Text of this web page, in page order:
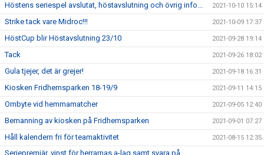
Höstens seriespel avslutat, höstavslutning och övrig info... 2021-10-10 15:14
Strike tack vare Midroc!!! 2021-10-09 17:37
HöstCup blir Höstavslutning 23/10 2021-09-28 19:14
Tack 2021-09-26 18:02
Gula tjejer, det är grejer! 2021-09-18 16:31
Kiosken Fridhemsparken 18-19/9 2021-09-11 14:15
Ombyte vid hemmamatcher 2021-09-05 12:40
Bemanning av kiosken på Fridhemsparken 2021-09-01 07:27
Håll kalendern fri för teamaktivitet 2021-08-15 12:35
Seriepremiär, vinst för herrarnas a-lag samt svara på